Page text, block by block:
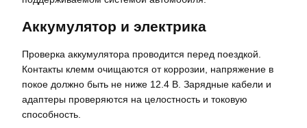
Аккумулятор и электрика
Проверка аккумулятора проводится перед поездкой.
Контакты клемм очищаются от коррозии, напряжение в
покое должно быть не ниже 12.4 В. Зарядные кабели и
адаптеры проверяются на целостность и токовую
способность.